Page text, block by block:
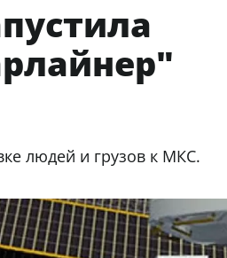
людей и грузов к МКС.